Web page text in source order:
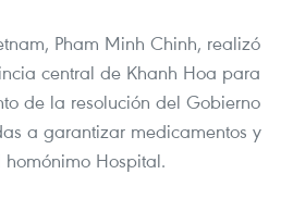
Pham Minh Chinh, realizó
central de Khanh Hoa para
de la resolución del Gobierno
a garantizar medicamentos y
Hospital.